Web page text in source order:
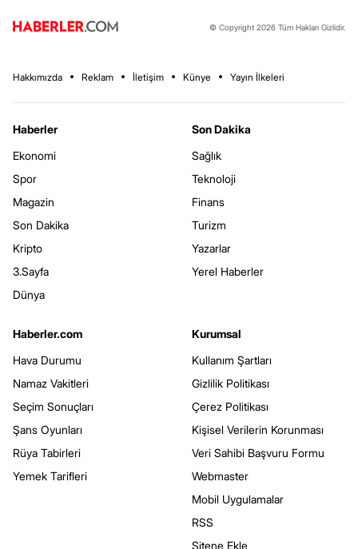
© Copyright 2026 Tüm Hakları Gizlidir.
Hakkımızda Reklam İletişim Künye Yayın İlkeleri
Haberler
Ekonomi
Spor
Magazin
Son Dakika
Kripto
3.Sayfa
Dünya
Son Dakika
Sağlık
Teknoloji
Finans
Turizm
Yazarlar
Yerel Haberler
Haberler.com
Hava Durumu
Namaz Vakitleri
Seçim Sonuçları
Şans Oyunları
Rüya Tabirleri
Yemek Tarifleri
Kurumsal
Kullanım Şartları
Gizlilik Politikası
Çerez Politikası
Kişisel Verilerin Korunması
Veri Sahibi Başvuru Formu
Webmaster
Mobil Uygulamalar
RSS
Sitene Ekle